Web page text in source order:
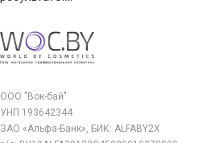
ООО "Вок-бай"
УНП 193642344
ЗАО «Альфа-Банк», БИК: ALFABY2X